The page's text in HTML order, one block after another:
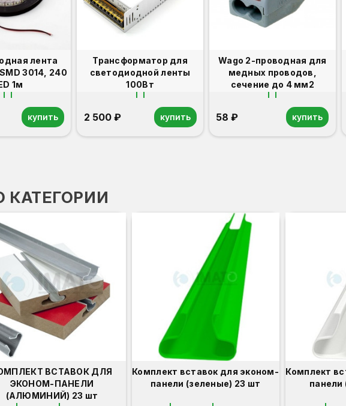
лента
3014, 240
1м
купить
Трансформатор для
светодиодной ленты
100Вт
2 500 ₽ купить
Wago 2-проводная для
медных проводов,
сечение до 4 мм2
58 ₽ купить
КАТЕГОРИИ
ВСТАВОК ДЛЯ
ЭКОНОМ-ПАНЕЛИ
(АЛЮМИНИЙ) 23 шт
Комплект вставок для эконом-
панели (зеленые) 23 шт
Комплект
панели